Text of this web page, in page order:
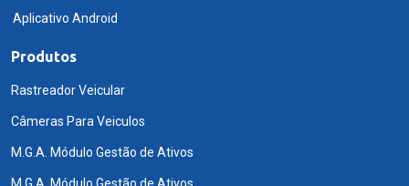
Aplicativo Android
Produtos
Rastreador Veicular
Câmeras Para Veiculos
M.G.A. Módulo Gestão de Ativos